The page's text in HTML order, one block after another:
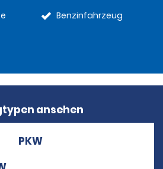
Benzinfahrzeug
ansehen
PKW